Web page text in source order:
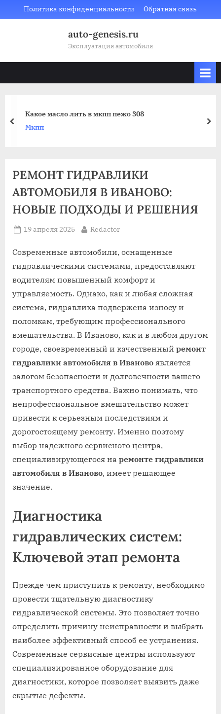
to
Политика конфиденциальности Обратная связь
auto-genesis.ru
Эксплуатация автомобиля
Какое масло лить в мкпп пежо 308
Мкпп
prev
РЕМОНТ ГИДРАВЛИКИ
АВТОМОБИЛЯ В ИВАНОВО:
НОВЫЕ ПОДХОДЫ И РЕШЕНИЯ
Posted
19 апреля 2025 By
Redactor
Современные автомобили, оснащенные
гидравлическими системами, предоставляют
водителям повышенный комфорт и
управляемость. Однако, как и любая сложная
система, гидравлика подвержена износу и
поломкам, требующим профессионального
вмешательства. В Иваново, как и в любом другом
городе, своевременный и качественный ремонт
гидравлики автомобиля в Иваново является
залогом безопасности и долговечности вашего
транспортного средства. Важно понимать, что
непрофессиональное вмешательство может
привести к серьезным последствиям и
дорогостоящему ремонту. Именно поэтому
выбор надежного сервисного центра,
специализирующегося на ремонте гидравлики
автомобиля в Иваново, имеет решающее
значение.
Диагностика
гидравлических систем:
Ключевой этап ремонта
Прежде чем приступить к ремонту, необходимо
провести тщательную диагностику
гидравлической системы. Это позволяет точно
определить причину неисправности и выбрать
наиболее эффективный способ ее устранения.
Современные сервисные центры используют
специализированное оборудование для
диагностики, которое позволяет выявить даже
скрытые дефекты.